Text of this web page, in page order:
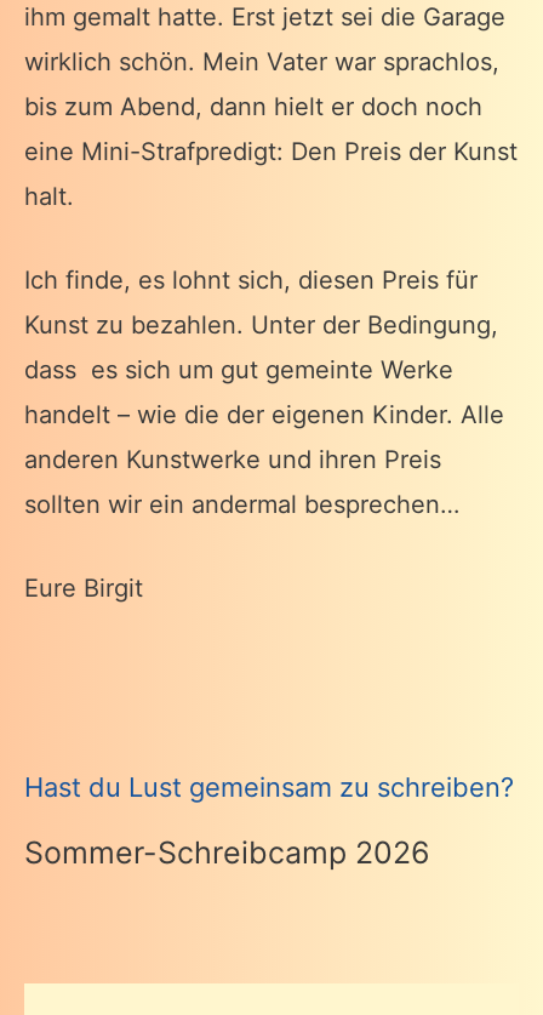
ihm gemalt hatte. Erst jetzt sei die Garage
wirklich schön. Mein Vater war sprachlos,
bis zum Abend, dann hielt er doch noch
eine Mini-Strafpredigt: Den Preis der Kunst
halt.
Ich finde, es lohnt sich, diesen Preis für
Kunst zu bezahlen. Unter der Bedingung,
dass es sich um gut gemeinte Werke
handelt – wie die der eigenen Kinder. Alle
anderen Kunstwerke und ihren Preis
sollten wir ein andermal besprechen…
Eure Birgit
Hast du Lust gemeinsam zu schreiben?
Sommer-Schreibcamp 2026